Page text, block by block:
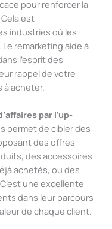
pour renforcer la
est
industries où les
remarketing aide à
l’esprit des
rappel de votre
à acheter.
par l’up-
permet de cibler des
des offres
des accessoires
achetés, ou des
une excellente
dans leur parcours
de chaque client.